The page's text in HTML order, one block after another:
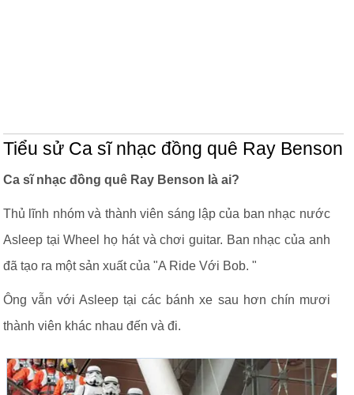
Tiểu sử Ca sĩ nhạc đồng quê Ray Benson
Ca sĩ nhạc đồng quê Ray Benson là ai?
Thủ lĩnh nhóm và thành viên sáng lập của ban nhạc nước
Asleep tại Wheel họ hát và chơi guitar. Ban nhạc của anh
đã tạo ra một sản xuất của "A Ride Với Bob. "
Ông vẫn với Asleep tại các bánh xe sau hơn chín mươi
thành viên khác nhau đến và đi.